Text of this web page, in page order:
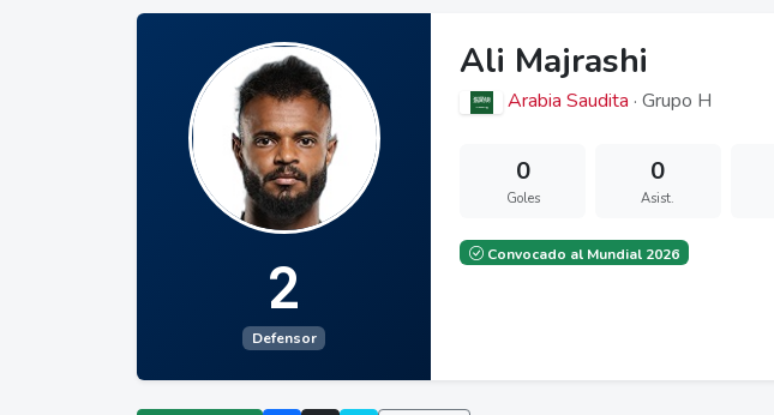
2
Defensor
Ali Majrashi
Arabia Saudita · Grupo H
0
Goles
0
Asist.
Convocado al Mundial 2026